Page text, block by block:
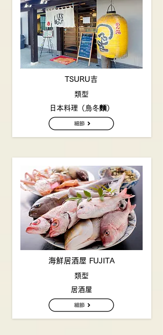
TSURU吉
類型
日本料理（烏冬麵）
海鮮居酒屋 FUJITA
類型
居酒屋